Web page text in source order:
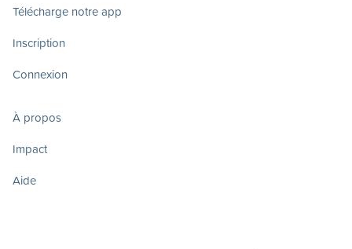
Télécharge notre app
Inscription
Connexion
À propos
Impact
Aide